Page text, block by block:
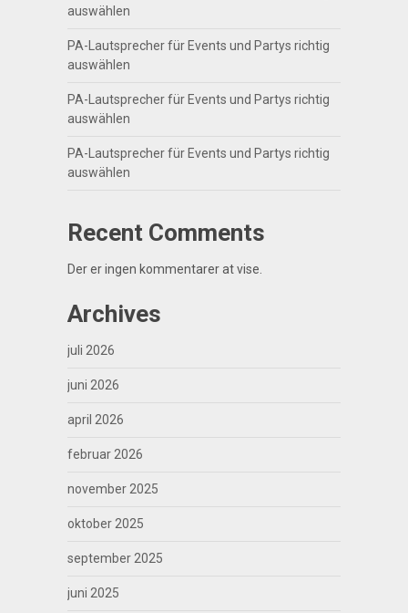
auswählen
PA-Lautsprecher für Events und Partys richtig
auswählen
PA-Lautsprecher für Events und Partys richtig
auswählen
PA-Lautsprecher für Events und Partys richtig
auswählen
Recent Comments
Der er ingen kommentarer at vise.
Archives
juli 2026
juni 2026
april 2026
februar 2026
november 2025
oktober 2025
september 2025
juni 2025